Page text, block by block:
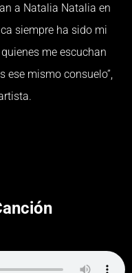
a Natalia Natalia en
siempre ha sido mi
me escuchan
ese mismo consuelo”,